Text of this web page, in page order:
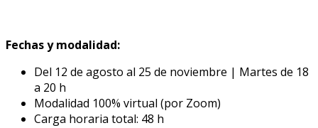
Fechas y modalidad:
Del 12 de agosto al 25 de noviembre | Martes de 18
a 20 h
Modalidad 100% virtual (por Zoom)
Carga horaria total: 48 h